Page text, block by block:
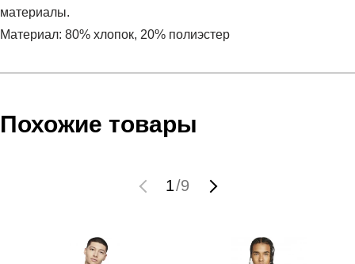
материалы.
Материал: 80% хлопок, 20% полиэстер
Артикул:A4233-0007
TAB HOODIE BRIGHT WHITE
RELAXED BABY TAB HOODIE BRIGHT WHITE
Производитель:
Условия оплаты
высылает Вам менеджер.
мы не увидим Вашу оплату.
Самовывоз в Москве.
Похожие товары
1/9